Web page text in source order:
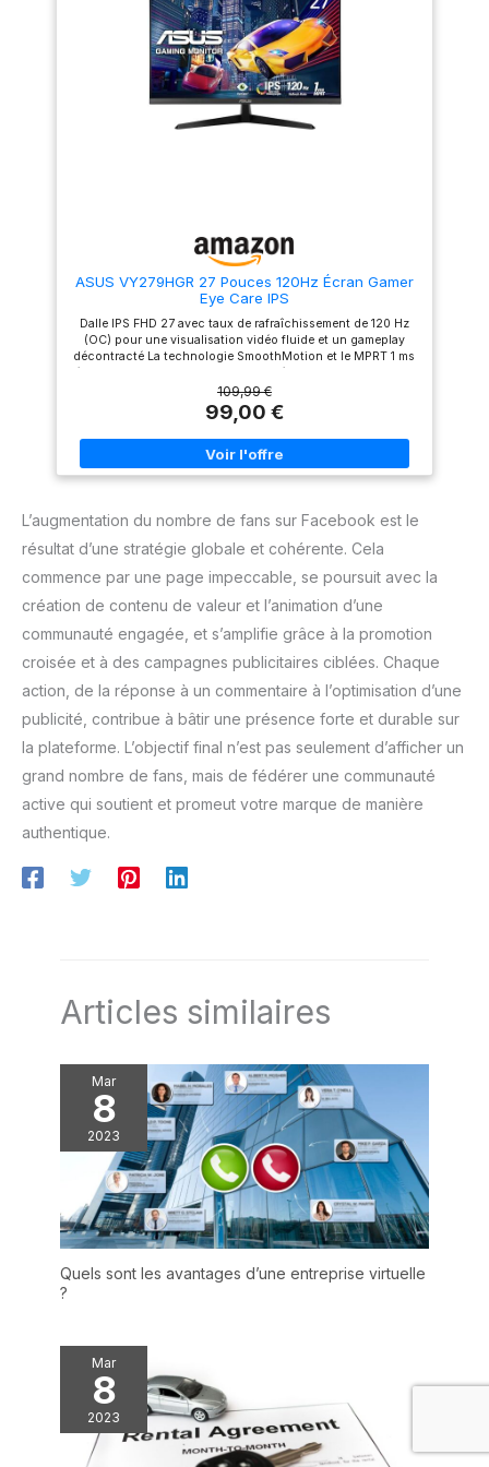
de l’écran. La technologie Eye
Care Plus comprend le mode
Color Augmentation qui aide
les utilisateurs souffrant d'un
déficit de vision des couleurs
à mieux distinguer les
nuances, tandis que le mode
Rest Reminder aide les
utilisateurs à gérer le temps
déchirure, et profitez de
visuels réactifs grâce à ce
moniteur AdaptiveSync
RÉPONSE HAUTE VITESSE :
Dites adieu aux retards grâce
à la haute fréquence de
rafraîchissement de 120 Hz de
l'écran, et profitez d'images
nettes grâce au temps de
ASUS VY279HGR 27 Pouces 120Hz Écran Gamer
Eye Care IPS
Dalle IPS FHD 27 avec taux de rafraîchissement de 120 Hz
(OC) pour une visualisation vidéo fluide et un gameplay
décontracté La technologie SmoothMotion et le MPRT 1 ms
utilisation quotidienne Adaptive Sync offre des visuels
fluides et sans artefacts à n'importe quelle fréquence
d'image Le traitement antibactérien longue durée inhibe la
croissance des bactéries et des champignons sur les
cadres et les touches de raccourci du moniteur
109,99 €
99,00 €
L’augmentation du nombre de fans sur Facebook est le
résultat d’une stratégie globale et cohérente. Cela
commence par une page impeccable, se poursuit avec la
création de contenu de valeur et l’animation d’une
communauté engagée, et s’amplifie grâce à la promotion
croisée et à des campagnes publicitaires ciblées. Chaque
action, de la réponse à un commentaire à l’optimisation d’une
publicité, contribue à bâtir une présence forte et durable sur
la plateforme. L’objectif final n’est pas seulement d’afficher un
grand nombre de fans, mais de fédérer une communauté
active qui soutient et promeut votre marque de manière
authentique.
Articles similaires
Mar
8
2023
Quels sont les avantages d’une entreprise virtuelle
?
Mar
8
2023